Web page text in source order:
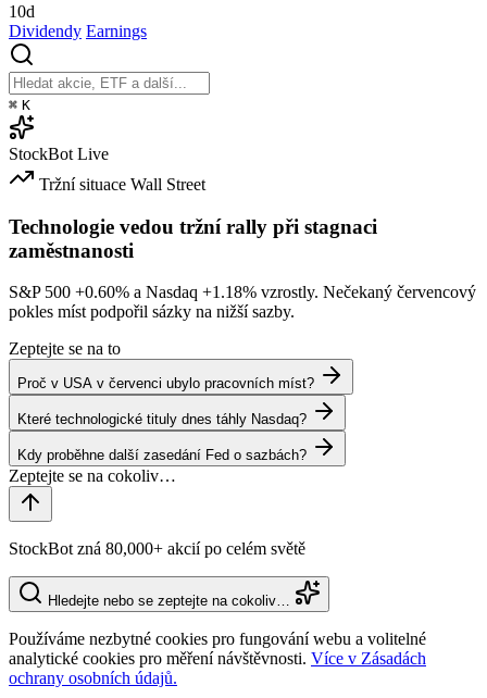
10d
Dividendy Earnings
⌘ K
StockBot Live
Tržní situace Wall Street
Technologie vedou tržní rally při stagnaci
zaměstnanosti
S&P 500 +0.60% a Nasdaq +1.18% vzrostly. Nečekaný červencový
pokles míst podpořil sázky na nižší sazby.
Zeptejte se na to
Proč v USA v červenci ubylo pracovních míst?
Které technologické tituly dnes táhly Nasdaq?
Kdy proběhne další zasedání Fed o sazbách?
StockBot zná 80,000+ akcií po celém světě
Hledejte nebo se zeptejte na cokoliv…
Používáme nezbytné cookies pro fungování webu a volitelné
analytické cookies pro měření návštěvnosti. Více v Zásadách
ochrany osobních údajů.